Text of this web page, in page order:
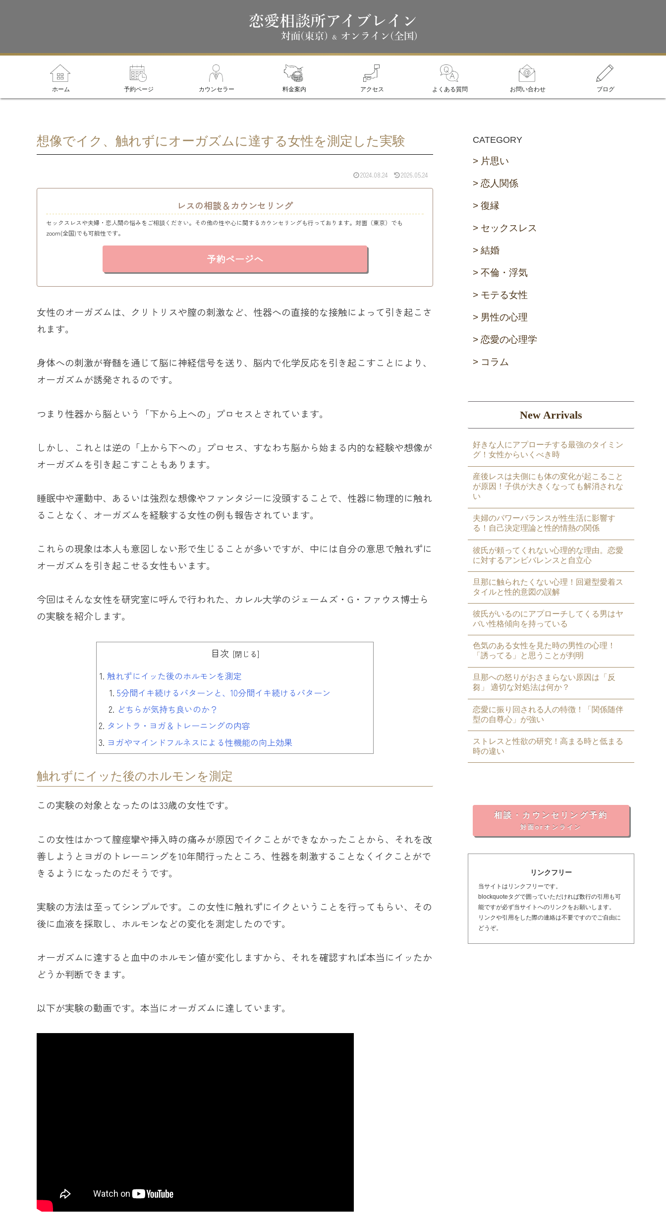
ホーム 予約ページ カウンセラー 料金案内 アクセス よくある質問 お問い合わせ ブログ
想像でイク、触れずにオーガズムに達する女性を測定した実験
2024.08.24 2026.05.24
レスの相談＆カウンセリング
セックスレスや夫婦・恋人間の悩みをご相談ください。その他の性や心に関するカウンセリングも行っております。対面（東京）でも
zoom(全国)でも可能性です。
予約ページへ
女性のオーガズムは、クリトリスや膣の刺激など、性器への直接的な接触によって引き起こさ
れます。
身体への刺激が脊髄を通じて脳に神経信号を送り、脳内で化学反応を引き起こすことにより、
オーガズムが誘発されるのです。
つまり性器から脳という「下から上への」プロセスとされています。
しかし、これとは逆の「上から下への」プロセス、すなわち脳から始まる内的な経験や想像が
オーガズムを引き起こすこともあります。
睡眠中や運動中、あるいは強烈な想像やファンタジーに没頭することで、性器に物理的に触れ
ることなく、オーガズムを経験する女性の例も報告されています。
これらの現象は本人も意図しない形で生じることが多いですが、中には自分の意思で触れずに
オーガズムを引き起こせる女性もいます。
今回はそんな女性を研究室に呼んで行われた、カレル大学のジェームズ・G・ファウス博士ら
の実験を紹介します。
目次
触れずにイッた後のホルモンを測定
5分間イキ続けるパターンと、10分間イキ続けるパターン
どちらが気持ち良いのか？
タントラ・ヨガ＆トレーニングの内容
ヨガやマインドフルネスによる性機能の向上効果
触れずにイッた後のホルモンを測定
この実験の対象となったのは33歳の女性です。
この女性はかつて膣痙攣や挿入時の痛みが原因でイクことができなかったことから、それを改
善しようとヨガのトレーニングを10年間行ったところ、性器を刺激することなくイクことがで
きるようになったのだそうです。
実験の方法は至ってシンプルです。この女性に触れずにイクということを行ってもらい、その
後に血液を採取し、ホルモンなどの変化を測定したのです。
オーガズムに達すると血中のホルモン値が変化しますから、それを確認すれば本当にイッたか
どうか判断できます。
以下が実験の動画です。本当にオーガズムに達しています。
CATEGORY
片思い
恋人関係
復縁
セックスレス
結婚
不倫・浮気
モテる女性
男性の心理
恋愛の心理学
コラム
New Arrivals
好きな人にアプローチする最強のタイミン
グ！女性からいくべき時
産後レスは夫側にも体の変化が起こること
が原因！子供が大きくなっても解消されな
い
夫婦のパワーバランスが性生活に影響す
る！自己決定理論と性的情熱の関係
彼氏が頼ってくれない心理的な理由。恋愛
に対するアンビバレンスと自立心
旦那に触られたくない心理！回避型愛着ス
タイルと性的意図の誤解
彼氏がいるのにアプローチしてくる男はヤ
バい性格傾向を持っている
色気のある女性を見た時の男性の心理！
「誘ってる」と思うことが判明
旦那への怒りがおさまらない原因は「反
芻」 適切な対処法は何か？
恋愛に振り回される人の特徴！「関係随伴
型の自尊心」が強い
ストレスと性欲の研究！高まる時と低まる
時の違い
相談・カウンセリング予約
対面orオンライン
リンクフリー
当サイトはリンクフリーです。
blockquoteタグで囲っていただければ数行の引用も可
能ですが必ず当サイトへのリンクをお願いします。
リンクや引用をした際の連絡は不要ですのでご自由に
どうぞ。